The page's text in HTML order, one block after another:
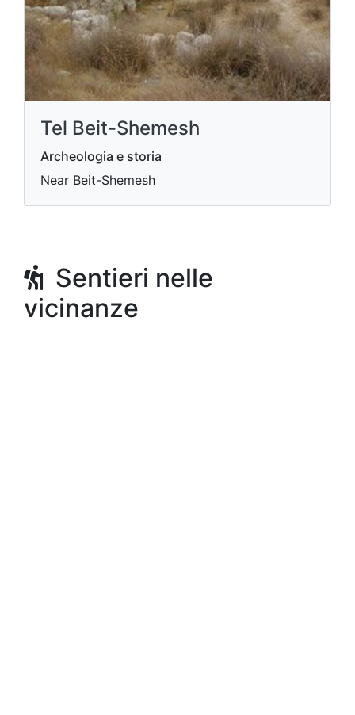
Tel Beit-Shemesh
Archeologia e storia
Near Beit-Shemesh
Sentieri nelle
vicinanze